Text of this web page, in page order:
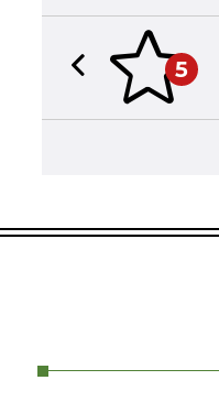
5
Previous slide